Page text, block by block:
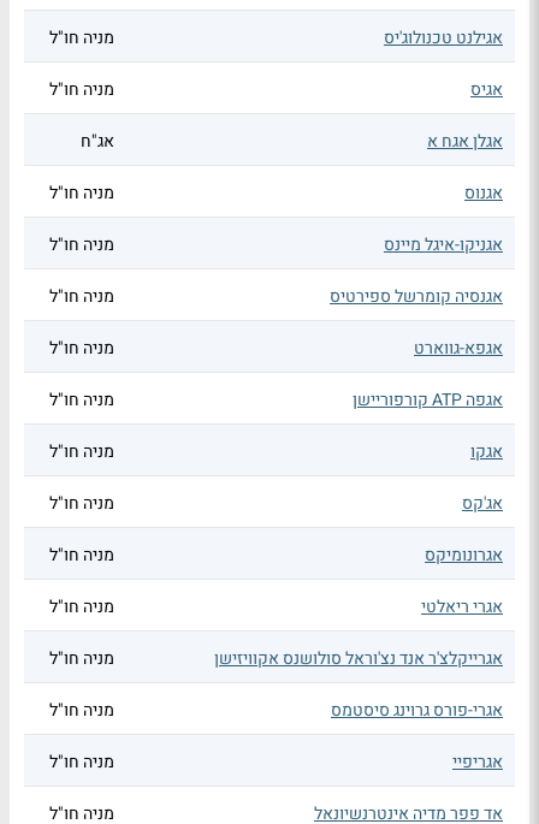
אגילנט טכנולוג'יס מניה חו"ל
אגיס מניה חו"ל
אגלן אגח א אג"ח
אגנוס מניה חו"ל
אגניקו-איגל מיינס מניה חו"ל
אגנסיה קומרשל ספירטיס מניה חו"ל
אגפא-גווארט מניה חו"ל
אגפה ATP קורפוריישן מניה חו"ל
אגקו מניה חו"ל
אג'קס מניה חו"ל
אגרונומיקס מניה חו"ל
אגרי ריאלטי מניה חו"ל
אגרייקלצ'ר אנד נצ'וראל סולושנס אקוויזישן מניה חו"ל
אגרי-פורס גרוינג סיסטמס מניה חו"ל
אגריפיי מניה חו"ל
אד פפר מדיה אינטרנשיונאל מניה חו"ל